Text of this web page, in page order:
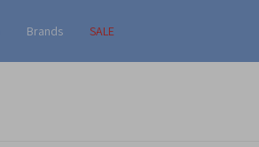
Brands SALE